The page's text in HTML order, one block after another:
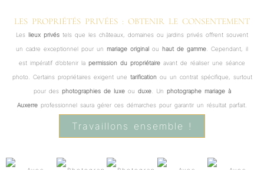
LES PROPRIÉTÉS PRIVÉES : OBTENIR LE CONSENTEMENT
Les lieux privés tels que les châteaux, domaines ou jardins privés offrent souvent
un cadre exceptionnel pour un mariage original ou haut de gamme . Cependant, il
est impératif d’obtenir la permission du propriétaire avant de réaliser une séance
photo. Certains propriétaires exigent une tarificationou un contrat spécifique, surtout
pour des photographies de luxeou duxe. Un photographe mariage à
Auxerre professionnel saura gérer ces démarches pour garantir un résultat parfait.
Travaillons ensemble !